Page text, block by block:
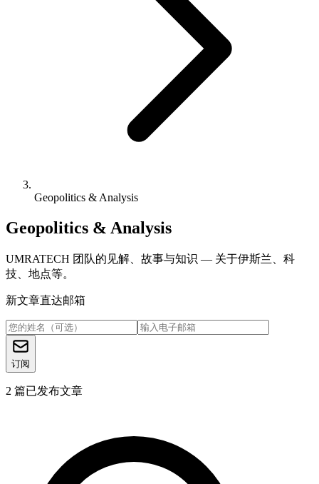
Geopolitics & Analysis
Geopolitics & Analysis
UMRATECH 团队的见解、故事与知识 — 关于伊斯兰、科
技、地点等。
新文章直达邮箱
订阅
2 篇已发布文章